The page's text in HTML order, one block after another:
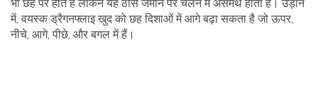
में, वयस्क ड्रैगनफ्लाइ खुद को छह दिशाओं में आगे बढ़ा सकता है जो ऊपर,
नीचे, आगे, पीछे, और बगल में हैं।